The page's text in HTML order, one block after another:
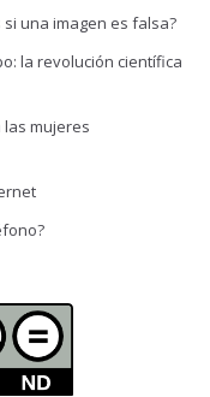
una imagen es falsa?
la revolución científica
mujeres